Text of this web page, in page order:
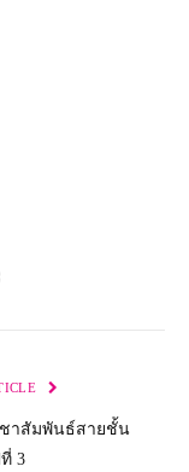
าสัมพันธ์สายชั้น
3